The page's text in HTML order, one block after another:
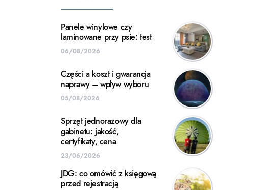
Panele winylowe czy
laminowane przy psie: test
06/08/2026
Części a koszt i gwarancja
naprawy – wpływ wyboru
05/08/2026
Sprzęt jednorazowy dla
gabinetu: jakość,
certyfikaty, cena
23/06/2026
JDG: co omówić z księgową
przed rejestracją